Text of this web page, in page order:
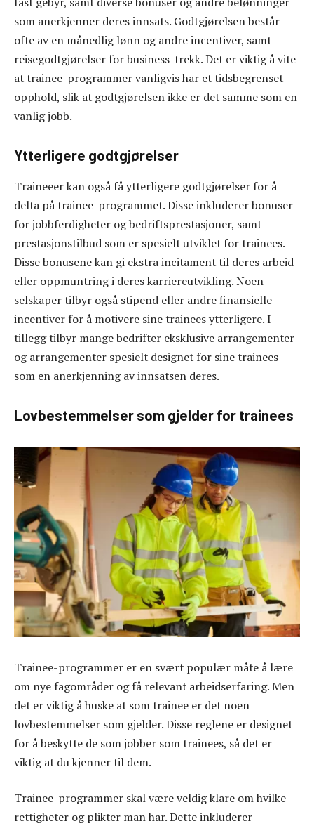
som anerkjenner deres innsats. Godtgjørelsen består
ofte av en månedlig lønn og andre incentiver, samt
reisegodtgjørelser for business-trekk. Det er viktig å vite
at trainee-programmer vanligvis har et tidsbegrenset
opphold, slik at godtgjørelsen ikke er det samme som en
vanlig jobb.
Ytterligere godtgjørelser
Traineeer kan også få ytterligere godtgjørelser for å
delta på trainee-programmet. Disse inkluderer bonuser
for jobbferdigheter og bedriftsprestasjoner, samt
prestasjonstilbud som er spesielt utviklet for trainees.
Disse bonusene kan gi ekstra incitament til deres arbeid
eller oppmuntring i deres karriereutvikling. Noen
selskaper tilbyr også stipend eller andre finansielle
incentiver for å motivere sine trainees ytterligere. I
tillegg tilbyr mange bedrifter eksklusive arrangementer
og arrangementer spesielt designet for sine trainees
som en anerkjenning av innsatsen deres.
Lovbestemmelser som gjelder for trainees
Trainee-programmer er en svært populær måte å lære
om nye fagområder og få relevant arbeidserfaring. Men
det er viktig å huske at som trainee er det noen
lovbestemmelser som gjelder. Disse reglene er designet
for å beskytte de som jobber som trainees, så det er
viktig at du kjenner til dem.
Trainee-programmer skal være veldig klare om hvilke
rettigheter og plikter man har. Dette inkluderer